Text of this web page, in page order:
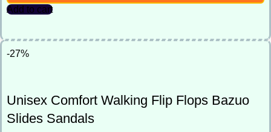
Add to cart
-27%
Unisex Comfort Walking Flip Flops Bazuo
Slides Sandals